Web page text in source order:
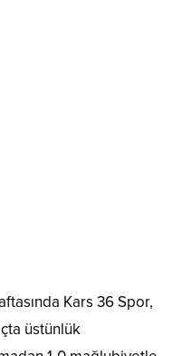
Kars 36 Spor,
üstünlük